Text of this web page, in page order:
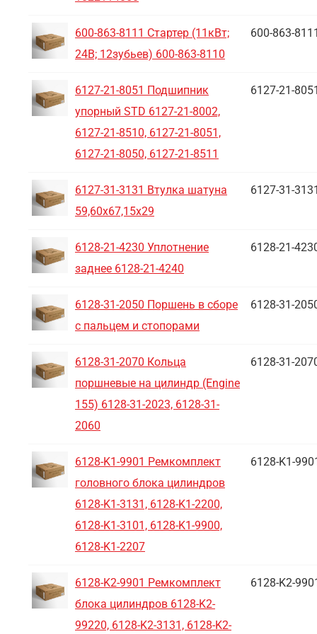
600-863-8111 Стартер (11кВт;
24В; 12зубьев) 600-863-8110
600-863-8111
6127-21-8051 Подшипник
упорный STD 6127-21-8002,
6127-21-8510, 6127-21-8051,
6127-21-8050, 6127-21-8511
6127-21-8051
6127-31-3131 Втулка шатуна
59,60х67,15х29
6127-31-3131
6128-21-4230 Уплотнение
заднее 6128-21-4240
6128-21-
6128-31-2050 Поршень в сборе
с пальцем и стопорами
6128-31-
6128-31-2070 Кольца
поршневые на цилиндр (Engine
155) 6128-31-2023, 6128-31-
2060
6128-31-
6128-K1-9901 Ремкомплект
головного блока цилиндров
6128-K1-3131, 6128-K1-2200,
6128-K1-3101, 6128-K1-9900,
6128-K1-2207
6128-K1-
6128-K2-9901 Ремкомплект
блока цилиндров 6128-K2-
99220, 6128-K2-3131, 6128-K2-
6128-K2-